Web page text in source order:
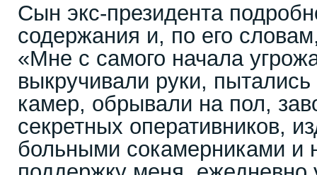
Сын экс‑президента
содержания и, по его
«Мне с самого начала
выкручивали руки, пытались
камер, обрывали на пол,
секретных оперативников,
больными сокамерниками и